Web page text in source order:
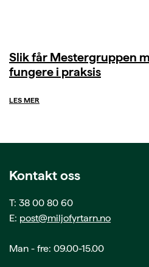
Slik får Mestergruppen
fungere i praksis
LES MER
Kontakt oss
T: 38 00 80 60
E: post@miljofyrtarn.no
Man - fre: 09.00-15.00